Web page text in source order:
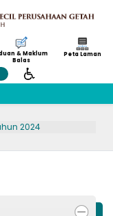
& Maklum
Balas
Peta Laman
2024